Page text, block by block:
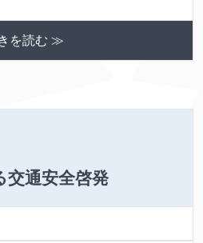
を読む ≫
交通安全啓発